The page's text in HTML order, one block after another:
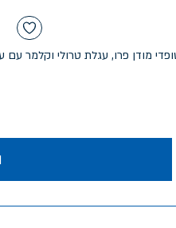
מודן פרו, עגלת טרולי וקלמר